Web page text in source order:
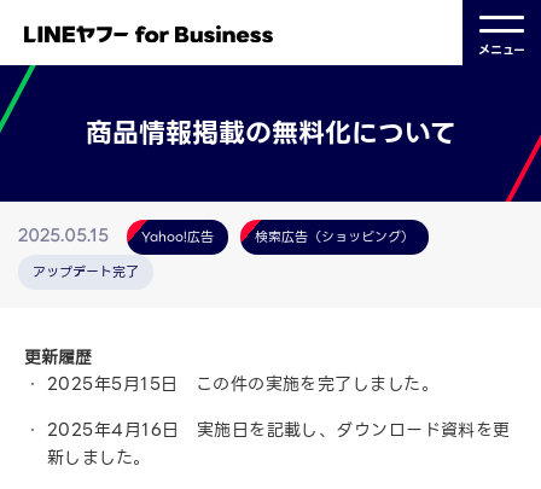
メニュー
商品情報掲載の無料化について
2025.05.15 Yahoo!広告
検索広告（ショッピング）
アップデート完了
更新履歴
2025年5月15日 この件の実施を完了しました。
2025年4月16日 実施日を記載し、ダウンロード資料を更
新しました。